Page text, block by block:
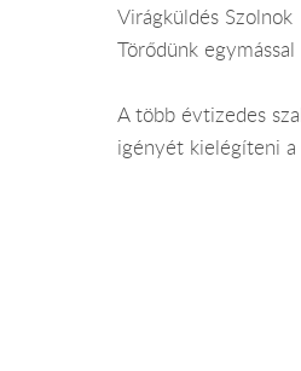
Virágküldés Szolnok
Törődünk egymással
A több évtizedes
igényét kielégíteni a